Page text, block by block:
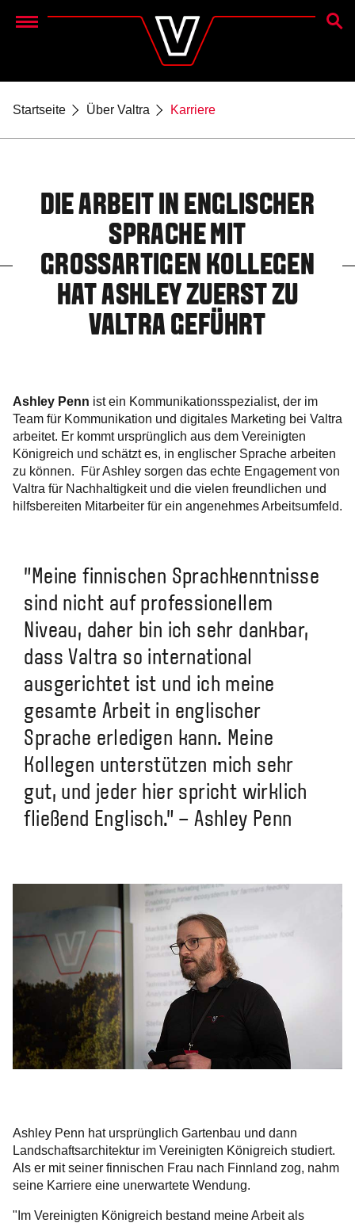
Menu
Startseite Über Valtra Karriere
DIE ARBEIT IN ENGLISCHER
SPRACHE MIT
GROSSARTIGEN KOLLEGEN H
AT ASHLEY ZUERST ZU V
ALTRA GEFÜHRT
Ashley Penn ist ein Kommunikationsspezialist, der im
Team für Kommunikation und digitales Marketing bei Valtra
arbeitet. Er kommt ursprünglich aus dem Vereinigten
Königreich und schätzt es, in englischer Sprache arbeiten
zu können. Für Ashley sorgen das echte Engagement von
Valtra für Nachhaltigkeit und die vielen freundlichen und
hilfsbereiten Mitarbeiter für ein angenehmes Arbeitsumfeld.
"Meine finnischen Sprachkenntnisse
sind nicht auf professionellem
Niveau, daher bin ich sehr dankbar,
dass Valtra so international
ausgerichtet ist und ich meine
gesamte Arbeit in englischer
Sprache erledigen kann. Meine
Kollegen unterstützen mich sehr
gut, und jeder hier spricht wirklich
fließend Englisch." – Ashley Penn
Ashley Penn hat ursprünglich Gartenbau und dann
Landschaftsarchitektur im Vereinigten Königreich studiert.
Als er mit seiner finnischen Frau nach Finnland zog, nahm
seine Karriere eine unerwartete Wendung.
"Im Vereinigten Königreich bestand meine Arbeit als